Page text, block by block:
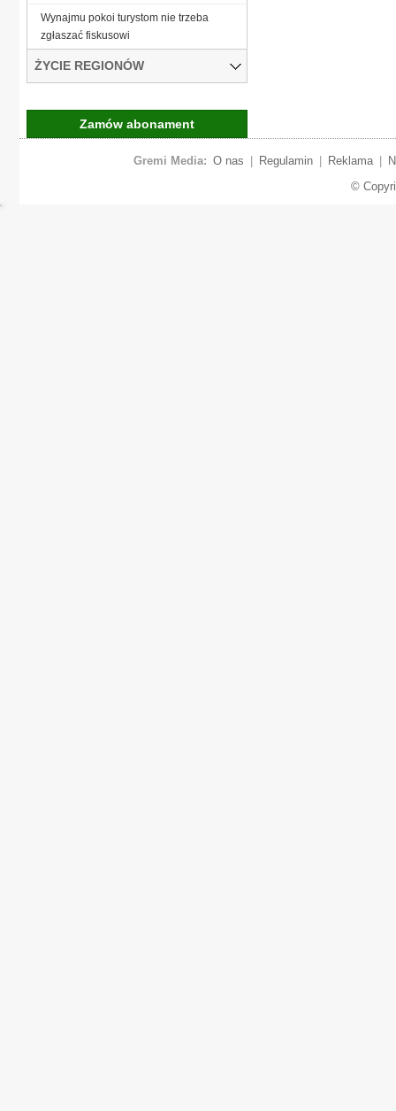
Wynajmu pokoi turystom nie trzeba
zgłaszać fiskusowi
ŻYCIE REGIONÓW
Zamów abonament
Gremi Media: O nas Regulamin Reklama
©